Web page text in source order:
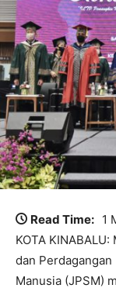
Read Time: 1
KOTA
dan
Manusia (JPSM)